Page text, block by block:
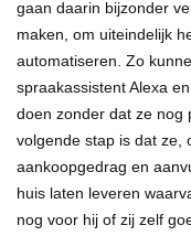
gaan daarin bijzonder
maken, om uiteindelijk
automatiseren. Zo
spraakassistent Alexa
doen zonder dat ze nog
volgende stap is dat ze,
aankoopgedrag en
huis laten leveren
nog voor hij of zij zelf